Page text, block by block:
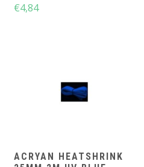
€4,84
ACRYAN HEATSHRINK